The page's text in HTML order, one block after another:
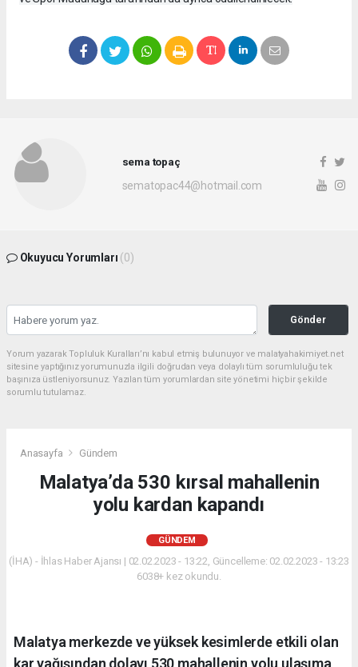
sema topaç
sematopac44@hotmail.com
Okuyucu Yorumları (0)
Gönder
Yorum yazarak Topluluk Kuralları’nı kabul etmiş bulunuyor ve malatyahakimiyet.net
sitesine yaptığınız yorumunuzla ilgili doğrudan veya dolaylı tüm sorumluluğu tek
başınıza üstleniyorsunuz. Yazılan tüm yorumlardan site yönetimi hiçbir şekilde
sorumlu tutulamaz.
Anasayfa Gündem
Malatya’da 530 kırsal mahallenin
yolu kardan kapandı
GÜNDEM
(İHA) - İhlas Haber Ajansı | 02.02.2023 - 13:22, Güncelleme: 02.02.2023 - 13:23
6038+ kez okundu.
Malatya merkezde ve yüksek kesimlerde etkili olan